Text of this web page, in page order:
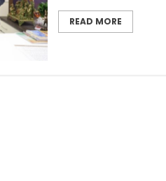
READ MORE